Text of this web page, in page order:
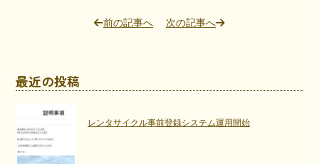
最近の投稿
レンタサイクル事前登録システム運用開始
前の記事へ 次の記事へ